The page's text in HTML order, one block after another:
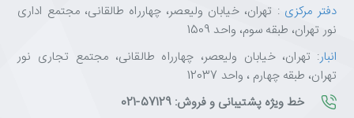
دفتر مرکزی : تهران، خیابان ولیعصر، چهارراه طالقانی، مجتمع اداری
نور تهران، طبقه سوم، واحد 1509
انبار: تهران، خیابان ولیعصر، چهارراه طالقانی، مجتمع تجاری نور
تهران، طبقه چهارم ، واحد 12037
خط ویژه پشتیبانی و فروش: 57129-021